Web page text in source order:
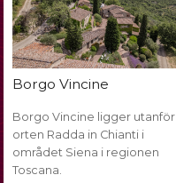
Borgo Vincine
Borgo Vincine ligger utanför
orten Radda in Chianti i
området Siena i regionen
Toscana.